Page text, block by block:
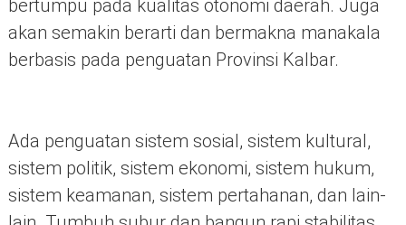
bertumpu pada kualitas otonomi daerah. Juga
akan semakin berarti dan bermakna manakala
berbasis pada penguatan Provinsi Kalbar.
Ada penguatan sistem sosial, sistem kultural,
sistem politik, sistem ekonomi, sistem hukum,
sistem keamanan, sistem pertahanan, dan lain-